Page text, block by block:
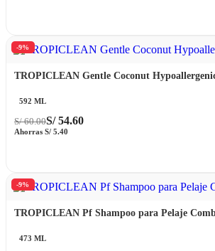
-9%
TROPICLEAN Gentle Coconut
592 ML
S/60.00S/54.60
Ahorras S/ 5.40
-9%
TROPICLEAN Pf Shampoo para Pelaje
473 ML